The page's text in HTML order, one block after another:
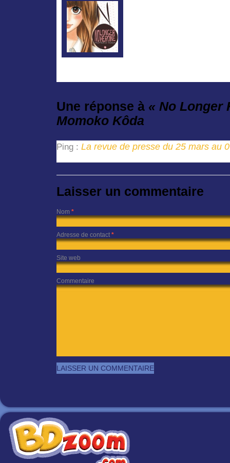
Une réponse à « No Longer
Momoko Kôda
Ping : La revue de presse du 25 mars au
Laisser un commentaire
Nom *
Adresse de contact *
Site web
Commentaire